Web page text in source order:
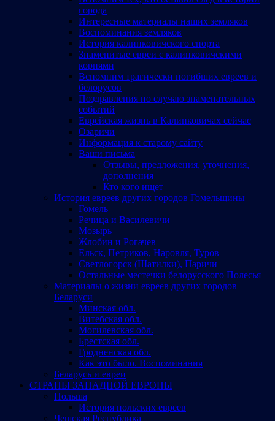
города
Интересные материалы наших земляков
Воспоминания земляков
История калинковичского спорта
Знаменитые евреи с калинковичскими
корнями
Вспомним трагически погибших евреев и
белорусов
Поздравления по случаю знаменательных
событий
Еврейская жизнь в Калинковичах сейчас
Озаричи
Информация к старому сайту
Ваши письма
Отзывы, предложения, уточнения,
дополнения
Кто кого ищет
История евреев других городов Гомельщины
Гомель
Речица и Василевичи
Мозырь
Жлобин и Рогачев
Ельск, Петриков, Наровля, Туров
Светлогорск (Шатилки), Паричи
Остальные местечки белорусского Полесья
Материалы о жизни евреев других городов
Беларуси
Минская обл.
Витебская обл.
Могилевская обл.
Брестская обл.
Гродненская обл.
Как это было. Воспоминания
Беларусь и евреи
СТРАНЫ ЗАПАДНОЙ ЕВРОПЫ
Польша
История польских евреев
Чешская Республика